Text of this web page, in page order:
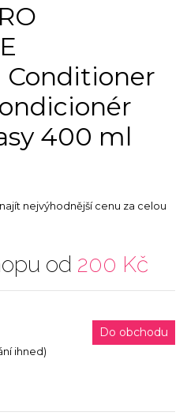
400 ml
nejvýhodnější cenu za celou
od 200 Kč
ihned)
Do obchodu